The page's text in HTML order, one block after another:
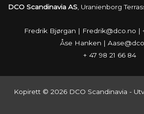
DCO Scandinavia AS, Uranienborg
Fredrik Bjørgan | Fredrik@dco.no |
Åse Hanken |
+ 47 98 21 66 84
Kopirett © 2026 DCO Scandinavia -